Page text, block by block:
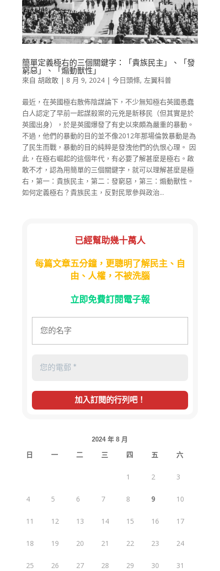
簡單定義極右的三個關鍵字：「貴族民主」、「發
窮惡」、「煽動獸性」
來自 胡啟敢| 8 月 9, 2024| 今日頭條, 左翼科普
最近，在英國極右散佈陰謀論下，不少無知極右英國愚蠢
白人認定了早前一起謀殺案的元兇是新移民（但其實是於
英國出身），於是英國爆發了有史以來頗為嚴重的暴動。
不過，他們的暴動的目的並不像2012年那場倫敦暴動是為
了民生而戰，暴動的目的純粹是發洩他們的仇恨心理。 因
此，在極右崛起的這個年代，有必要了解甚麼是極右。啟
敢不才，認為用簡單的三個關鍵字，就可以理解甚麼是極
右，第一：貴族民主，第二：發窮惡，第三：煽動獸性。
如何定義極右？貴族民主，反對民眾參與政治...
已經幫助幾十萬人
每篇文章五分鐘，更聰明了解民主、自
由、人權，不被洗腦
立即免費訂閱電子報
2024 年 8 月
日 一 二 三 四 五 六
1 2 3
4 5 6 7 8 9 10
11 12 13 14 15 16 17
18 19 20 21 22 23 24
25 26 27 28 29 30
31